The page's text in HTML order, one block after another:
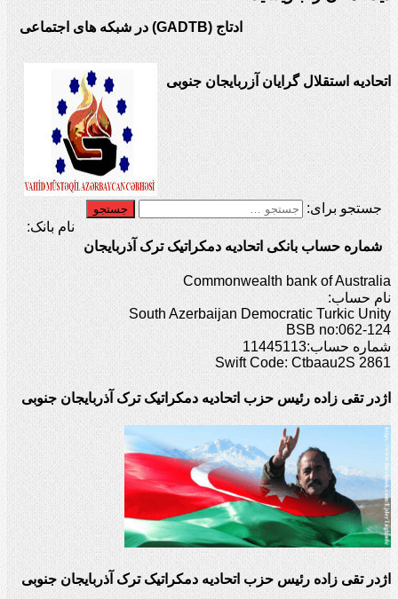
ادتاج (GADTB) در شبکه های اجتماعی
اتحادیه استقلال گرایان آزربایجان جنوبی
جستجو برای:
شماره حساب بانکی اتحادیه دمکراتیک ترک آذربایجان
نام بانک:
Commonwealth bank of Australia
نام حساب:
South Azerbaijan Democratic Turkic Unity
BSB no:062-124
شماره حساب:11445113
Swift Code: Ctbaau2S 2861
اژدر تقی زاده رئیس حزب اتحادیه دمکراتیک ترک آذربایجان جنوبی
اژدر تقی زاده رئیس حزب اتحادیه دمکراتیک ترک آذربایجان جنوبی